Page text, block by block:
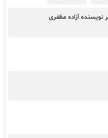
نویسنده آزاده مظفری